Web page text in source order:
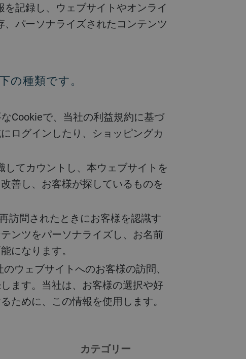
記録し、ウェブサイトやオンライ
パーソナライズされたコンテンツ
種類です。
Cookieで、当社の利益規約に基づ
ログインしたり、ショッピングカ
してカウントし、本ウェブサイトを
善し、お客様が探しているものを
訪問されたときにお客様を認識す
ンツをパーソナライズし、お名前
になります。
ウェブサイトへのお客様の訪問、
ます。当社は、お客様の選択や好
ために、この情報を使用します。
カテゴリー